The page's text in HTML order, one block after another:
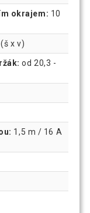
okrajem: 10
x v)
od 20,3 -
1,5 m / 16 A